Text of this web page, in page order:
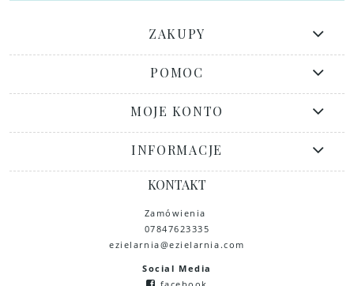
ZAKUPY
POMOC
MOJE KONTO
INFORMACJE
KONTAKT
Zamówienia
07847623335
ezielarnia@ezielarnia.com
Social Media